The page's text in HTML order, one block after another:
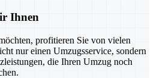
Ihnen
profitieren Sie von vielen
nur einen Umzugsservice, sondern
die Ihren Umzug noch